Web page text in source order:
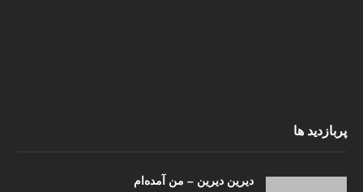
پربازدید ها
دیرین دیرین – من آمده‌ام